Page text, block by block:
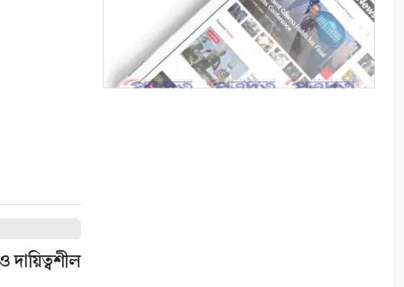
ঝুঁকিপূর্ণ সিলিন্ডারে বিপন্ন
জানমাল!